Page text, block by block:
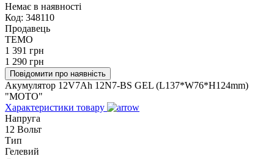
Немає в наявності
Код: 348110
Продавець
TEMO
1 391 грн
1 290 грн
Повідомити про наявність
Акумулятор 12V7Ah 12N7-BS GEL (L137*W76*H124mm)
"МОТО"
Характеристики товару
Напруга
12 Вольт
Тип
Гелевий